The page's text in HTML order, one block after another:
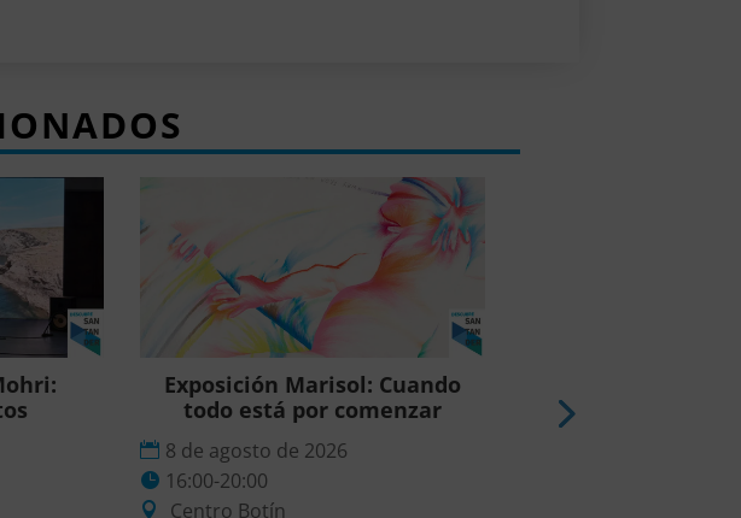
Exposición Marisol: Cuando
todo está por comenzar
8 de agosto de 2026
16:00-20:00
Centro Botín